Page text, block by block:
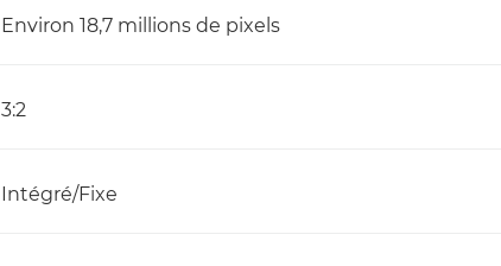
Environ 18,7 millions de pixels
3:2
Intégré/Fixe